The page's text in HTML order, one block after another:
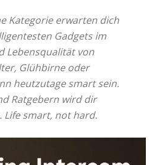
Kategorie erwarten dich
Gadgets im
Lebensqualität von
Glühbirne oder
heutzutage smart sein.
Ratgebern wird dir
smart, not hard.